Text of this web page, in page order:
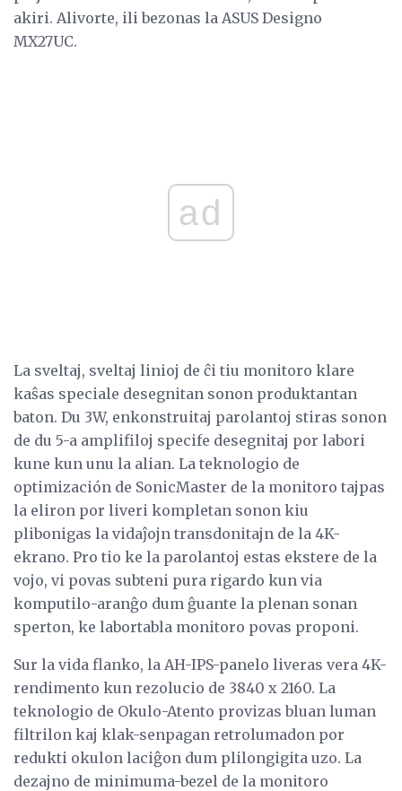
akiri. Alivorte, ili bezonas la ASUS Designo
MX27UC.
ad
La sveltaj, sveltaj linioj de ĉi tiu monitoro klare
kaŝas speciale desegnitan sonon produktantan
baton. Du 3W, enkonstruitaj parolantoj stiras sonon
de du 5-a amplifiloj specife desegnitaj por labori
kune kun unu la alian. La teknologio de
optimización de SonicMaster de la monitoro tajpas
la eliron por liveri kompletan sonon kiu
plibonigas la vidaĵojn transdonitajn de la 4K-
ekrano. Pro tio ke la parolantoj estas ekstere de la
vojo, vi povas subteni pura rigardo kun via
komputilo-aranĝo dum ĝuante la plenan sonan
sperton, ke labortabla monitoro povas proponi.
Sur la vida flanko, la AH-IPS-panelo liveras vera 4K-
rendimento kun rezolucio de 3840 x 2160. La
teknologio de Okulo-Atento provizas bluan luman
filtrilon kaj klak-senpagan retrolumadon por
redukti okulon laciĝon dum plilongigita uzo. La
dezajno de minimuma-bezel de la monitoro